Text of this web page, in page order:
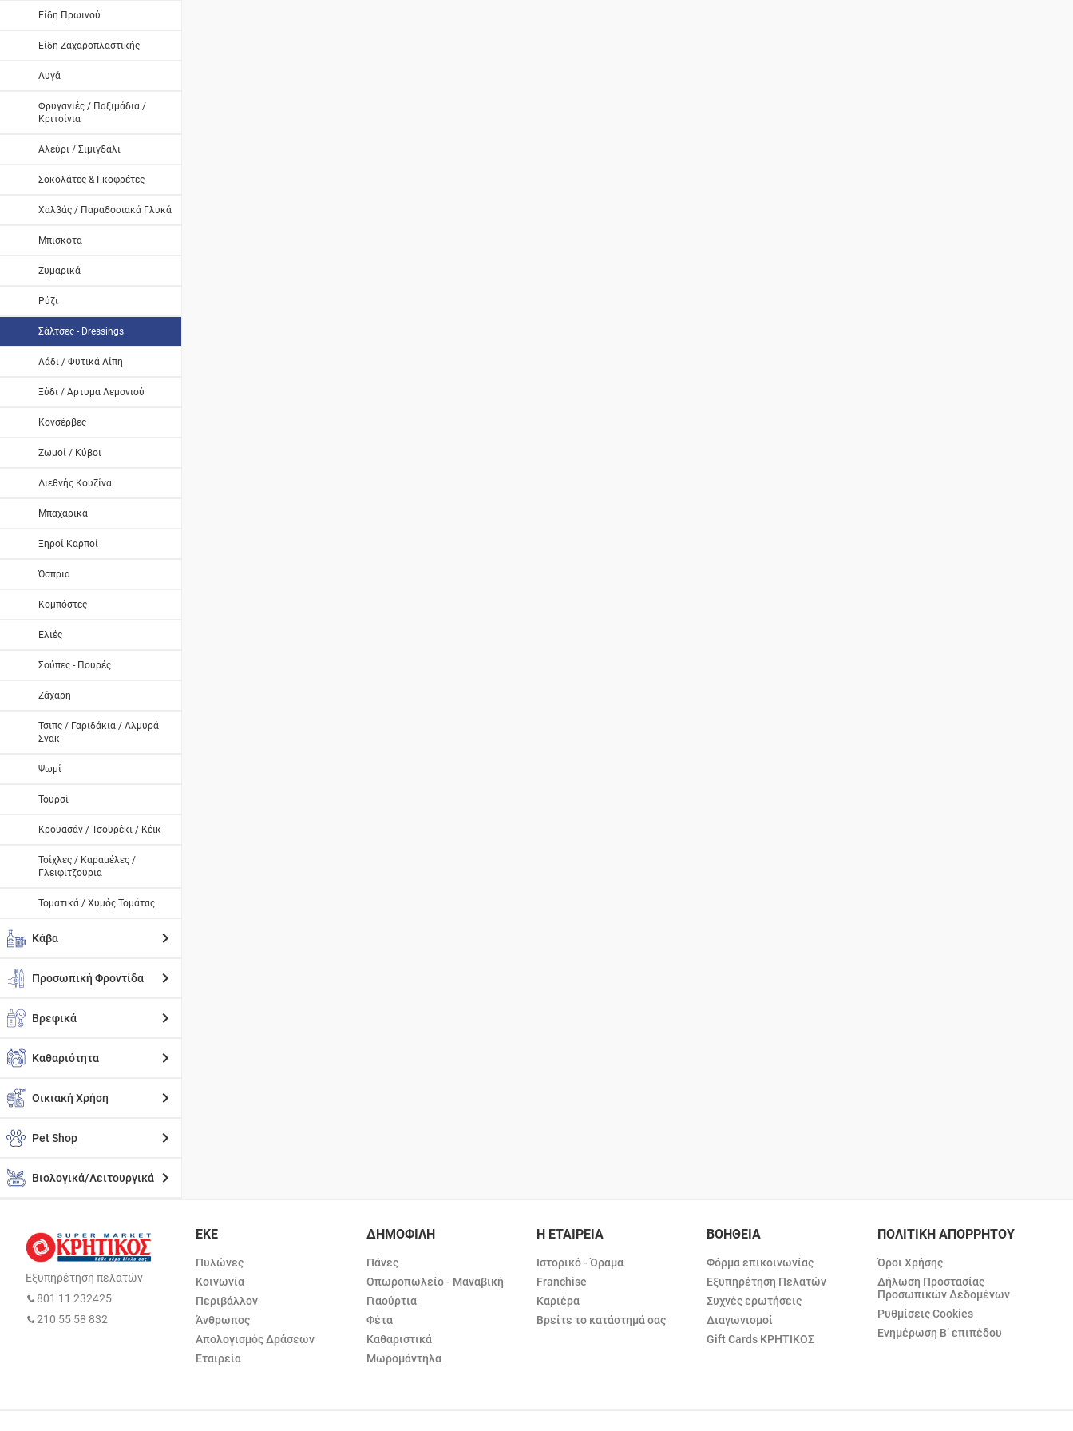
Είδη Πρωινού
Είδη Ζαχαροπλαστικής
Αυγά
Φρυγανιές / Παξιμάδια /
Κριτσίνια
Αλεύρι / Σιμιγδάλι
Σοκολάτες & Γκοφρέτες
Χαλβάς / Παραδοσιακά Γλυκά
Μπισκότα
Ζυμαρικά
Ρύζι
Σάλτσες - Dressings
Λάδι / Φυτικά Λίπη
Ξύδι / Αρτυμα Λεμονιού
Κονσέρβες
Ζωμοί / Κύβοι
Διεθνής Κουζίνα
Μπαχαρικά
Ξηροί Καρποί
Όσπρια
Κομπόστες
Ελιές
Σούπες - Πουρές
Ζάχαρη
Τσιπς / Γαριδάκια / Αλμυρά
Σνακ
Ψωμί
Τουρσί
Κρουασάν / Τσουρέκι / Κέικ
Τσίχλες / Καραμέλες /
Γλειφιτζούρια
Τοματικά / Χυμός Τομάτας
Κάβα
Προσωπική Φροντίδα
Βρεφικά
Καθαριότητα
Οικιακή Χρήση
Pet Shop
Βιολογικά/Λειτουργικά
Εξυπηρέτηση πελατών
801 11 232425
210 55 58 832
ΕΚΕ
Πυλώνες
Κοινωνία
Περιβάλλον
Άνθρωπος
Απολογισμός Δράσεων
Εταιρεία
ΔΗΜΟΦΙΛΗ
Πάνες
Οπωροπωλείο - Μαναβική
Γιαούρτια
Φέτα
Καθαριστικά
Μωρομάντηλα
Η ΕΤΑΙΡΕΙΑ
Ιστορικό - Όραμα
Franchise
Καριέρα
Βρείτε το κατάστημά σας
ΒΟΗΘΕΙΑ
Φόρμα επικοινωνίας
Εξυπηρέτηση Πελατών
Συχνές ερωτήσεις
Διαγωνισμοί
Gift Cards ΚΡΗΤΙΚΟΣ
ΠΟΛΙΤΙΚΗ ΑΠΟΡΡΗΤΟΥ
Όροι Χρήσης
Δήλωση Προστασίας
Προσωπικών Δεδομένων
Ρυθμίσεις Cookies
Ενημέρωση Β’ επιπέδου